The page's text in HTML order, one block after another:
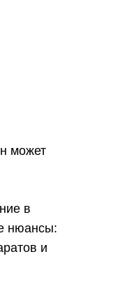
может
в
нюансы:
и